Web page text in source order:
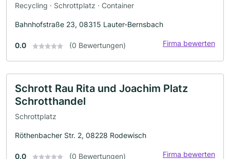
Recycling · Schrottplatz · Container
Bahnhofstraße 23, 08315 Lauter-Bernsbach
0.0 (0 Bewertungen) Firma bewerten
Schrott Rau Rita und Joachim Platz
Schrotthandel
Schrottplatz
Röthenbacher Str. 2, 08228 Rodewisch
0.0 (0 Bewertungen) Firma bewerten